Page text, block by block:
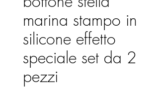
marina stampo in
silicone effetto
speciale set da 2
pezzi